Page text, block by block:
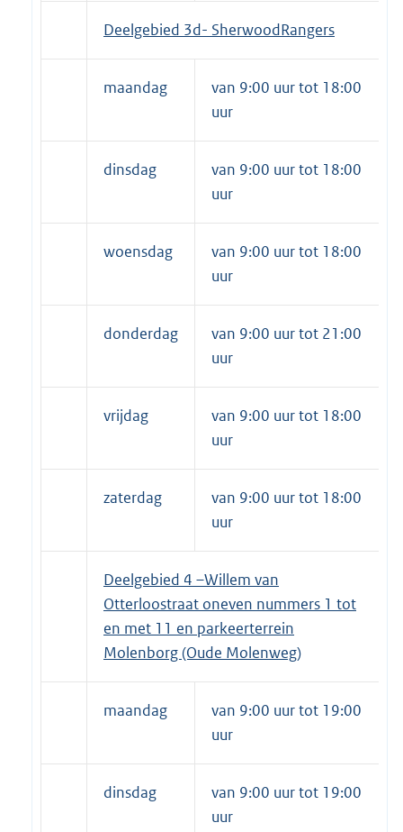
Deelgebied 3d- SherwoodRangers
maandag
van 9:00 uur tot 18:00
uur
dinsdag
van 9:00 uur tot 18:00
uur
woensdag
van 9:00 uur tot 18:00
uur
donderdag
van 9:00 uur tot 21:00
uur
vrijdag
van 9:00 uur tot 18:00
uur
zaterdag
van 9:00 uur tot 18:00
uur
Deelgebied 4 –Willem van
Otterloostraat oneven nummers 1 tot
en met 11 en parkeerterrein
Molenborg (Oude Molenweg)
maandag
van 9:00 uur tot 19:00
uur
dinsdag
van 9:00 uur tot 19:00
uur